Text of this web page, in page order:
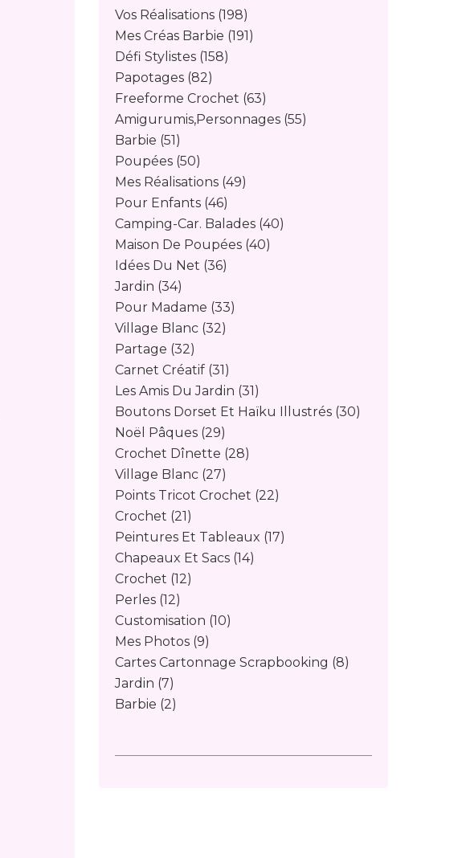
Vos Réalisations (198)
Mes Créas Barbie (191)
Défi Stylistes (158)
Papotages (82)
Freeforme Crochet (63)
Amigurumis,personnages (55)
Barbie (51)
Poupées (50)
Mes Réalisations (49)
Pour Enfants (46)
Camping-Car. Balades (40)
Maison De Poupées (40)
Idées Du Net (36)
Jardin (34)
Pour Madame (33)
Village Blanc (32)
Partage (32)
Carnet Créatif (31)
Les Amis Du Jardin (31)
Boutons Dorset Et Haïku Illustrés (30)
Noël Pâques (29)
Crochet Dînette (28)
Village Blanc (27)
Points Tricot Crochet (22)
Crochet (21)
Peintures Et Tableaux (17)
Chapeaux Et Sacs (14)
Crochet (12)
Perles (12)
Customisation (10)
Mes Photos (9)
Cartes Cartonnage Scrapbooking (8)
Jardin (7)
Barbie (2)